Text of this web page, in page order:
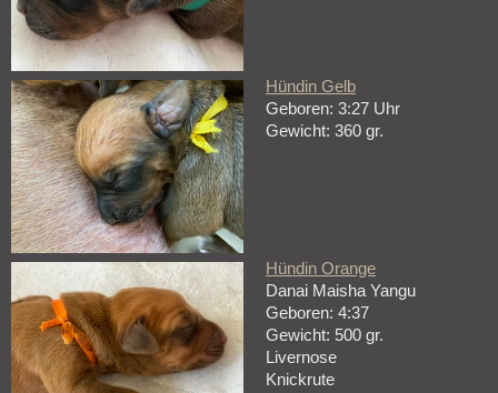
Hündin Gelb
Geboren: 3:27 Uhr
Gewicht: 360 gr.
Hündin Orange
Danai Maisha Yangu
Geboren: 4:37
Gewicht: 500 gr.
Livernose
Knickrute